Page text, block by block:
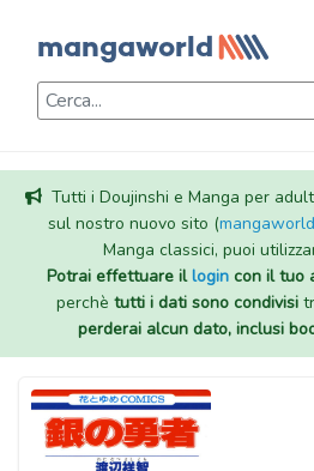
Tutti i Doujinshi e Manga per
sul nostro nuovo sito (
Manga classici, puoi
Potrai effettuare illogincon il tuo
perchè tutti i dati sono condivisi
perderai alcun dato, inclusi